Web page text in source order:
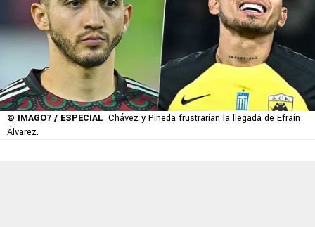
© IMAGO7 / ESPECIAL Chávez y Pineda frustrarían la llegada de Efraín
Álvarez.